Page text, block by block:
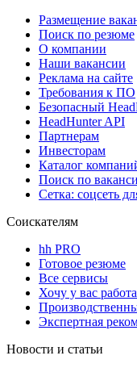
Размещение
Поиск по резюме
О компании
Наши вакансии
Реклама на сайте
Требования к ПО
Безопасный
HeadHunter API
Партнерам
Инвесторам
Каталог
Поиск по
Сетка: соцсеть
Соискателям
hh PRO
Готовое резюме
Все сервисы
Хочу у вас
Экспертная
Новости и статьи